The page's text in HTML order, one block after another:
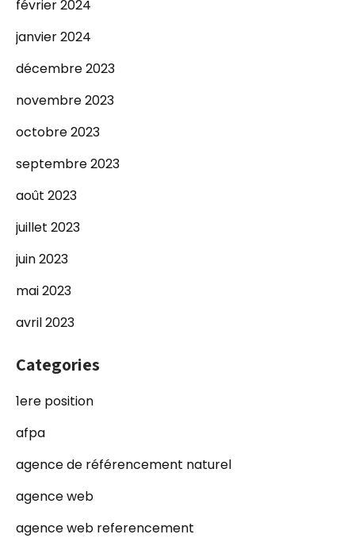
février 2024
janvier 2024
décembre 2023
novembre 2023
octobre 2023
septembre 2023
août 2023
juillet 2023
juin 2023
mai 2023
avril 2023
Categories
1ere position
afpa
agence de référencement naturel
agence web
agence web referencement